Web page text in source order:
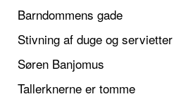
Barndommens gade
Stivning af duge og servietter
Søren Banjomus
Tallerknerne er tomme